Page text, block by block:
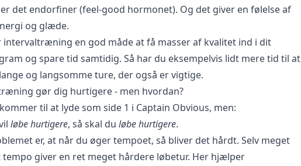
det endorfiner (feel-good hormonet). Og det giver en følelse af
og glæde.
intervaltræning en god måde at få masser af kvalitet ind i dit
og spare tid samtidig. Så har du eksempelvis lidt mere tid til at
og langsomme ture, der også er vigtige.
gør dig hurtigere - men hvordan?
til at lyde som side 1 i Captain Obvious, men:
løbe hurtigere, så skal du løbe hurtigere.
er, at når du øger tempoet, så bliver det hårdt. Selv meget
tempo giver en ret meget hårdere løbetur. Her hjælper